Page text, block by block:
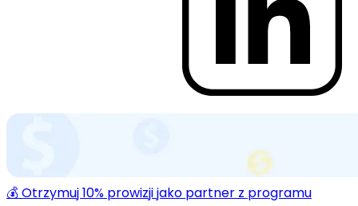
💰 Otrzymuj 10% prowizji jako partner z programu